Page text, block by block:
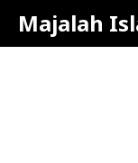
Majalah